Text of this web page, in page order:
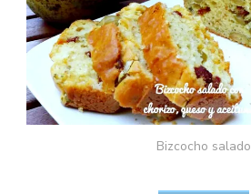
Bizcocho salado